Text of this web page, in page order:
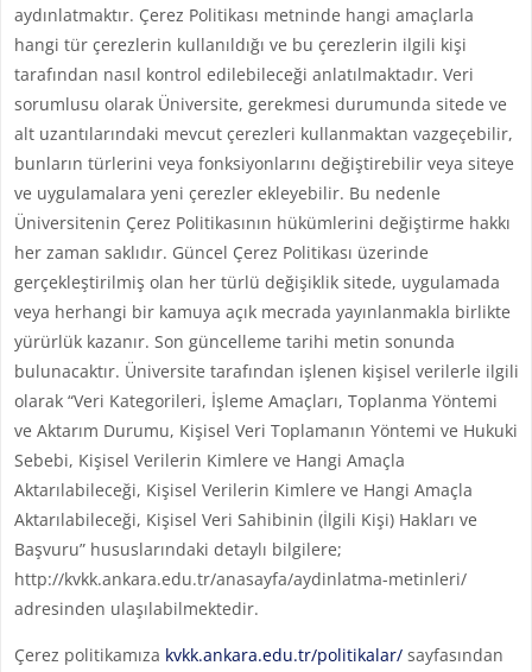
aydınlatmaktır. Çerez Politikası metninde hangi amaçlarla
hangi tür çerezlerin kullanıldığı ve bu çerezlerin ilgili kişi
tarafından nasıl kontrol edilebileceği anlatılmaktadır. Veri
sorumlusu olarak Üniversite, gerekmesi durumunda sitede ve
alt uzantılarındaki mevcut çerezleri kullanmaktan vazgeçebilir,
bunların türlerini veya fonksiyonlarını değiştirebilir veya siteye
ve uygulamalara yeni çerezler ekleyebilir. Bu nedenle
Üniversitenin Çerez Politikasının hükümlerini değiştirme hakkı
her zaman saklıdır. Güncel Çerez Politikası üzerinde
gerçekleştirilmiş olan her türlü değişiklik sitede, uygulamada
veya herhangi bir kamuya açık mecrada yayınlanmakla birlikte
yürürlük kazanır. Son güncelleme tarihi metin sonunda
bulunacaktır. Üniversite tarafından işlenen kişisel verilerle ilgili
olarak “Veri Kategorileri, İşleme Amaçları, Toplanma Yöntemi
ve Aktarım Durumu, Kişisel Veri Toplamanın Yöntemi ve Hukuki
Sebebi, Kişisel Verilerin Kimlere ve Hangi Amaçla
Aktarılabileceği, Kişisel Verilerin Kimlere ve Hangi Amaçla
Aktarılabileceği, Kişisel Veri Sahibinin (İlgili Kişi) Hakları ve
Başvuru” hususlarındaki detaylı bilgilere;
http://kvkk.ankara.edu.tr/anasayfa/aydinlatma-metinleri/
adresinden ulaşılabilmektedir.
Çerez politikamıza kvkk.ankara.edu.tr/politikalar/sayfasından